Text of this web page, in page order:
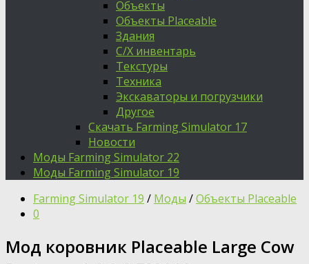
Объекты
Объекты Placeable
Здания
С/Х инвентарь
Текстуры
Техника
Экскаваторы и погрузчики
Другое
Скачать Farming Simulator 17
Новости
Моды Farming Simulator 22
Моды Farming Simulator 19
Farming Simulator 19 / Моды /Объекты Placeable
0
Moд коровник Placeable Large Cow